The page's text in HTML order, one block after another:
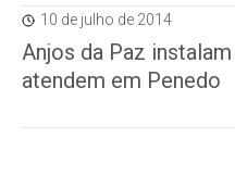
10 de julho de 2014
Anjos da Paz
atendem em Penedo